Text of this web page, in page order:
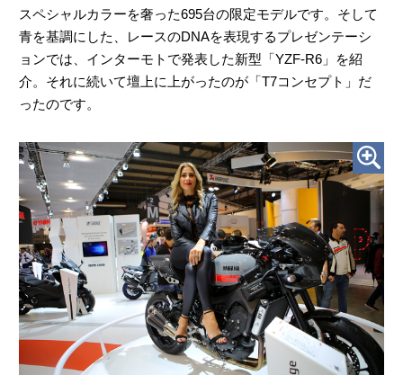
スペシャルカラーを奢った695台の限定モデルです。そして
青を基調にした、レースのDNAを表現するプレゼンテーシ
ョンでは、インターモトで発表した新型「YZF-R6」を紹
介。それに続いて壇上に上がったのが「T7コンセプト」だ
ったのです。